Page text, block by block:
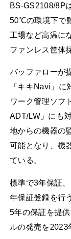
BS-GS2108/8P
50℃の環境下で
工場など高温に
ファンレス筐体
バッファローが
「キキNavi」に
ワーク管理ソフ
ADT/LW」にも
地からの機器の
可能となり、機
ている。
標準で3年保証
年保証登録を行
5年の保証を提
ルの発売を2023